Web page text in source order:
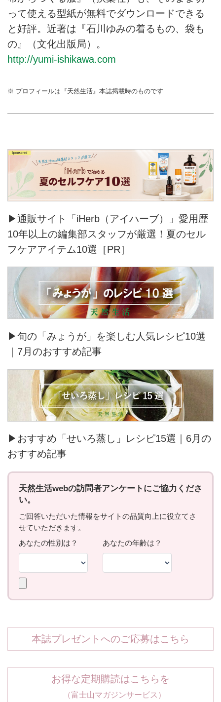
って使える型紙が無料でダウンロードできる
と好評。近著は『石川ゆみの着るもの、袋も
の』（文化出版局）。
http://yumi-ishikawa.com
※ プロフィールは『天然生活』本誌掲載時のものです
▶通販サイト「iHerb（アイハーブ）」愛用歴
10年以上の編集部スタッフが厳選！夏のセル
フケアアイテム10選［PR］
▶旬の「みょうが」を楽しむ人気レシピ10選
｜7月のおすすめ記事
▶おすすめ「せいろ蒸し」レシピ15選｜6月の
おすすめ記事
本誌プレゼントへのご応募はこちら
お得な定期購読はこちらを
（富士山マガジンサービス）